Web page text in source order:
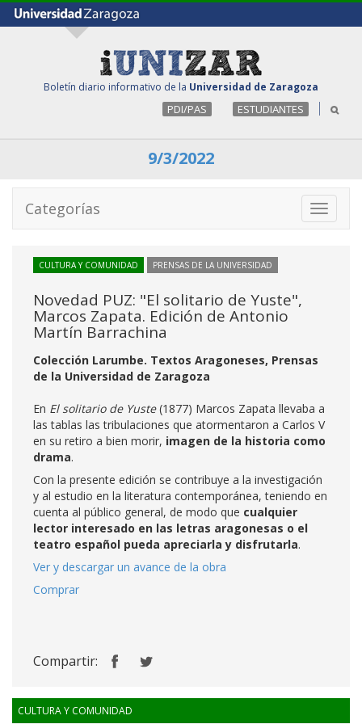
Boletín diario informativo de la Universidad de Zaragoza
PDI/PAS ESTUDIANTES
9/3/2022
Toggle
Categorías
CULTURA Y COMUNIDAD PRENSAS DE LA UNIVERSIDAD
Novedad PUZ: "El solitario de Yuste",
Marcos Zapata. Edición de Antonio
Martín Barrachina
Colección Larumbe. Textos Aragoneses, Prensas
de la Universidad de Zaragoza
En El solitario de Yuste(1877) Marcos Zapata llevaba a
las tablas las tribulaciones que atormentaron a Carlos V
en su retiro a bien morir, imagen de la historia como
drama.
Con la presente edición se contribuye a la investigación
y al estudio en la literatura contemporánea, teniendo en
cuenta al público general, de modo que cualquier
lector interesado en las letras aragonesas o el
teatro español pueda apreciarla y disfrutarla.
Ver y descargar un avance de la obra
Comprar
Compartir:
CULTURA Y COMUNIDAD